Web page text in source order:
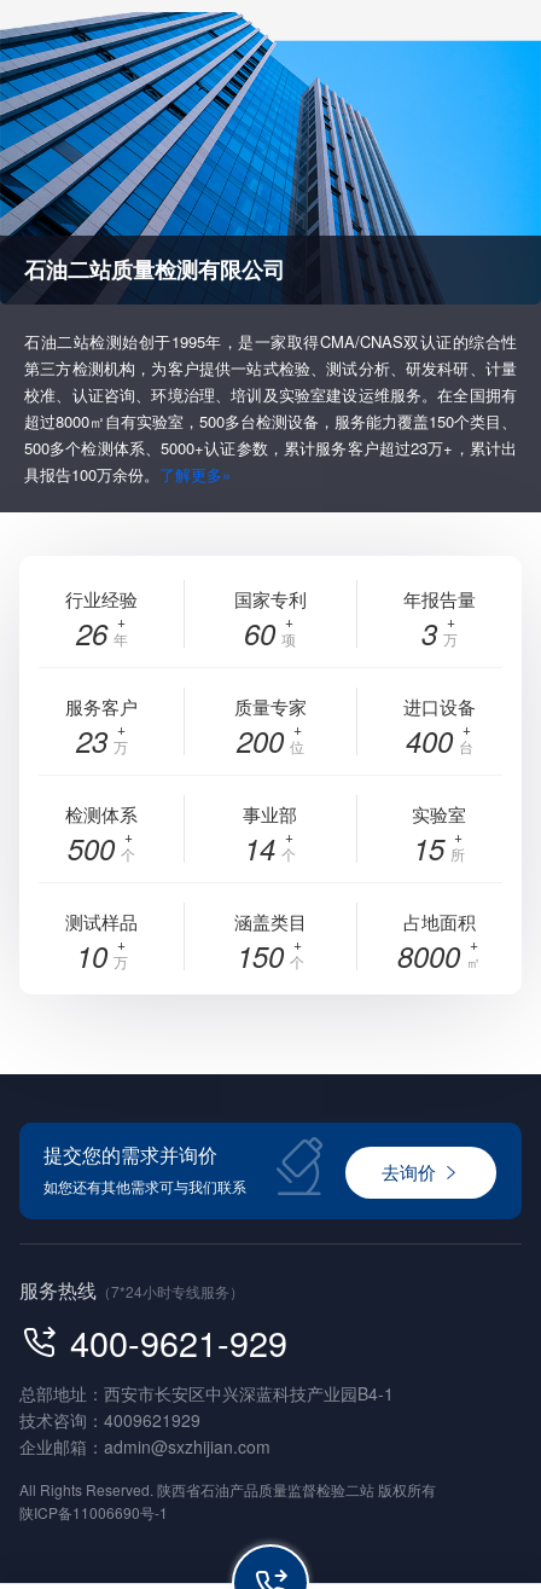
石油二站质量检测有限公司
石油二站检测始创于1995年，是一家取得CMA/CNAS双认证的综合性
第三方检测机构，为客户提供一站式检验、测试分析、研发科研、计量
校准、认证咨询、环境治理、培训及实验室建设运维服务。在全国拥有
超过8000㎡自有实验室，500多台检测设备，服务能力覆盖150个类目、
500多个检测体系、5000+认证参数，累计服务客户超过23万+，累计出
具报告100万余份。 了解更多»
行业经验
26 年
国家专利
60 项
年报告量
3 万
服务客户
23 万
质量专家
200 位
进口设备
400 台
检测体系
500 个
事业部
14 个
实验室
15 所
测试样品
10 万
涵盖类目
150 个
占地面积
8000 ㎡
提交您的需求并询价
如您还有其他需求可与我们联系
去询价
服务热线 （7*24小时专线服务）
400-9621-929
总部地址：西安市长安区中兴深蓝科技产业园B4-1
技术咨询： 4009621929
企业邮箱： admin@sxzhijian.com
All Rights Reserved. 陕西省石油产品质量监督检验二站 版权所有
陕ICP备11006690号-1